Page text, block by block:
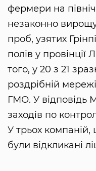
фермери на
незаконно
проб, узятих
полів у провінції
того, у 20 з 21
роздрібній
ГМО. У відповідь
заходів по
У трьох компаній,
були відкликані